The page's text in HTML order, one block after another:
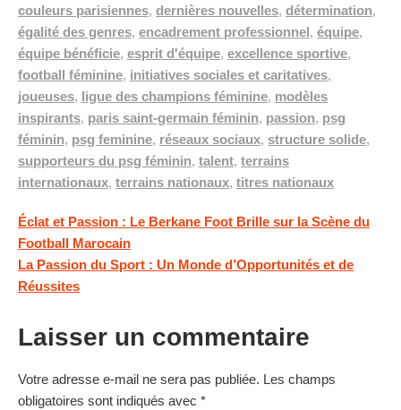
couleurs parisiennes, dernières nouvelles, détermination,
égalité des genres, encadrement professionnel , équipe,
équipe bénéficie, esprit d'équipe, excellence sportive,
football féminine, initiatives sociales et caritatives,
joueuses, ligue des champions féminine, modèles
inspirants, paris saint-germain féminin, passion, psg
féminin, psg feminine, réseaux sociaux, structure solide,
supporteurs du psg féminin, talent, terrains
internationaux, terrains nationaux, titres nationaux
Navigation
de
l’article
Éclat et Passion : Le Berkane Foot Brille sur la Scène du
Football Marocain
La Passion du Sport : Un Monde d’Opportunités et de
Réussites
Laisser un commentaire
Votre adresse e-mail ne sera pas publiée. Les champs
obligatoires sont indiqués avec *